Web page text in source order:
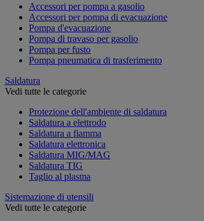
Accessori per pompa a gasolio
Accessori per pompa di evacuazione
Pompa d'evacuazione
Pompa di travaso per gasolio
Pompa per fusto
Pompa pneumatica di trasferimento
Saldatura
Vedi tutte le categorie
Protezione dell'ambiente di saldatura
Saldatura a elettrodo
Saldatura a fiamma
Saldatura elettronica
Saldatura MIG/MAG
Saldatura TIG
Taglio al plasma
Sistemazione di utensili
Vedi tutte le categorie